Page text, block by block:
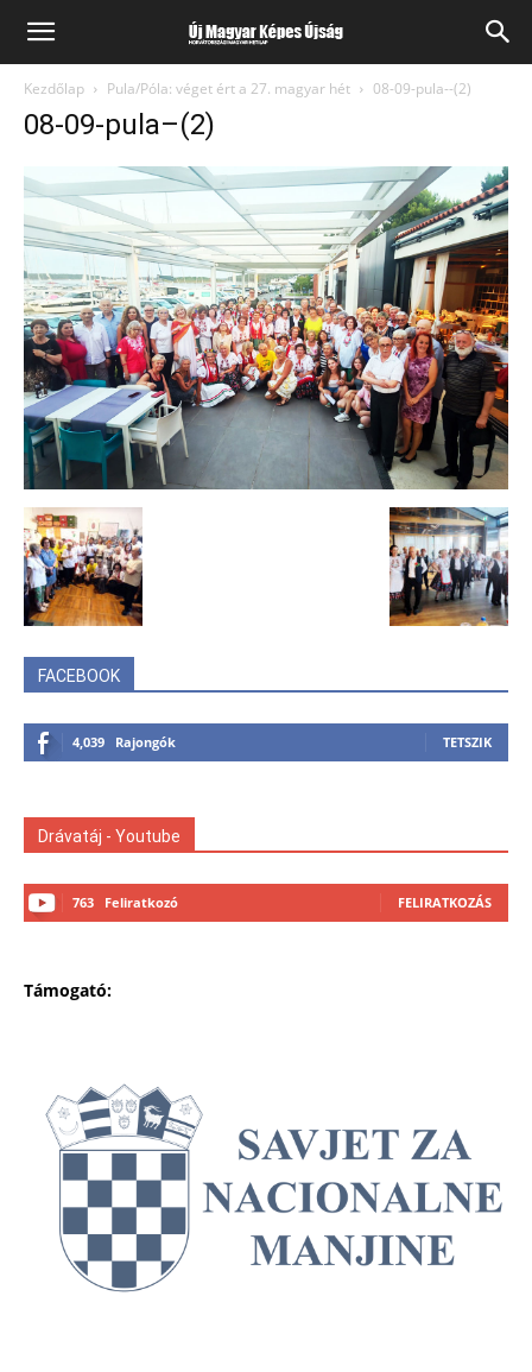
Kezdőlap Pula/Póla: véget ért a 27. magyar hét 08-09-pula--(2)
08-09-pula–(2)
FACEBOOK
4,039 Rajongók TETSZIK
Drávatáj - Youtube
763 Feliratkozó FELIRATKOZÁS
Támogató: